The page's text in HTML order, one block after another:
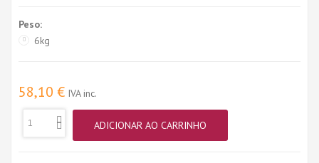
Peso:
6kg
58,10 € IVA inc.
ADICIONAR AO CARRINHO